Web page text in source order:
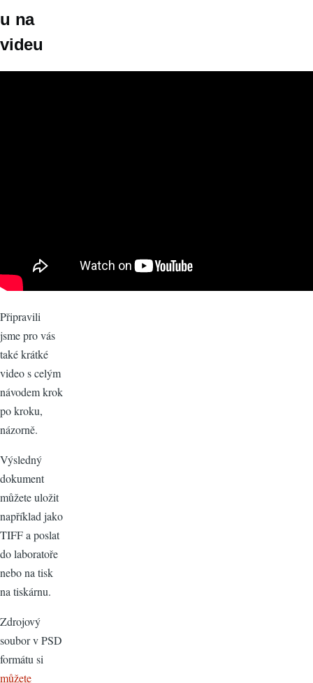
u na
videu
Připravili
jsme pro vás
také krátké
video s celým
návodem krok
po kroku,
názorně.
Výsledný
dokument
můžete uložit
například jako
TIFF a poslat
do laboratoře
nebo na tisk
na tiskárnu.
Zdrojový
soubor v PSD
formátu si
můžete